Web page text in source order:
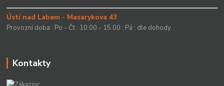
Ústí nad Labem - Masarykova 43
Provozní doba : Po - Čt : 10:00 - 15.00 ; Pá : dle dohody
Kontakty